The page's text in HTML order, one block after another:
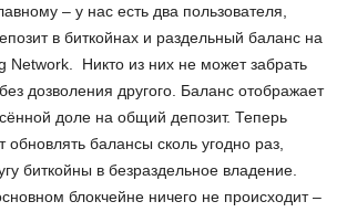
– у нас есть два пользователя,
в биткойнах и раздельный баланс на
Network. Никто из них не может забрать
дозволения другого. Баланс отображает
доле на общий депозит. Теперь
обновлять балансы сколь угодно раз,
биткойны в безраздельное владение.
блокчейне ничего не происходит –